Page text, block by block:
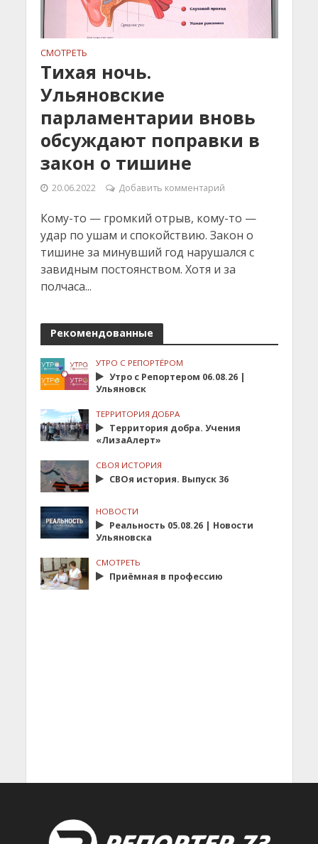
СМОТРЕТЬ
Тихая ночь.
Ульяновские
парламентарии вновь
обсуждают поправки в
закон о тишине
20.06.2022 Добавить комментарий
Кому-то — громкий отрыв, кому-то —
удар по ушам и спокойствию. Закон о
тишине за минувший год нарушался с
завидным постоянством. Хотя и за
полчаса...
Рекомендованные
УТРО С РЕПОРТЁРОМ
Утро с Репортером 06.08.26 |
Ульяновск
ТЕРРИТОРИЯ ДОБРА
Территория добра. Учения
«ЛизаАлерт»
СВОЯ ИСТОРИЯ
СВОя история. Выпуск 36
НОВОСТИ
Реальность 05.08.26 | Новости
Ульяновска
СМОТРЕТЬ
Приёмная в профессию